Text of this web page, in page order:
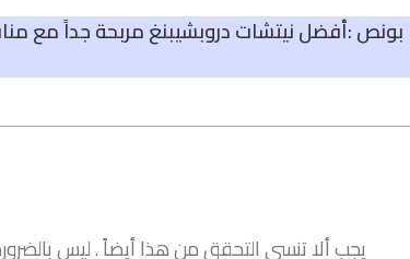
بونص :أفضل نيتشات دروبشيبنغ مربحة جداً مع
يجب ألا تنسى التحقق من هذا أيضاً . ليس